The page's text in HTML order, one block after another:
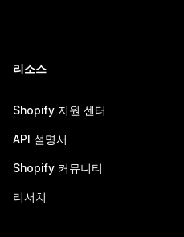
리소스
Shopify 지원 센터
API 설명서
Shopify 커뮤니티
리서치